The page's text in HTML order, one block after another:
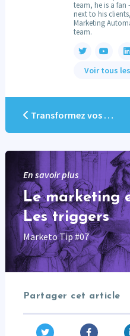
team, he is a fan
next to his
Marketing
team.
Voir tous
Transformez vos vidéos en Machines à Leads avec TwentyThree
En savoir plus
Le marketing
Les triggers
Marketo Tip #07
Partager cet article